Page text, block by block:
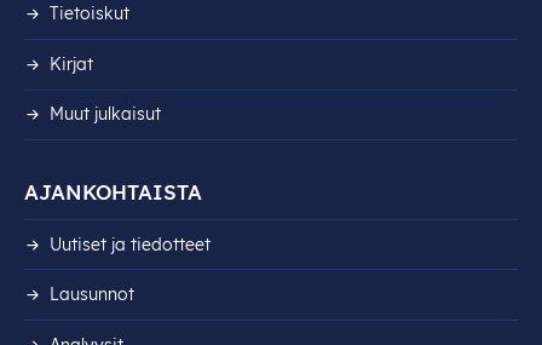
Tietoiskut
Kirjat
Muut julkaisut
AJANKOHTAISTA
Uutiset ja tiedotteet
Lausunnot